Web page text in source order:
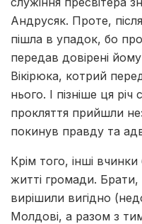
Андрусяк. Проте,
пішла в упадок, бо
передав довірені
Вікірюка, котрий
нього. І пізніше ця
прокляття прийшли
покинув правду та
Крім того, інші
житті громади. Брати,
вирішили вигідно
Молдові, а разом з тим